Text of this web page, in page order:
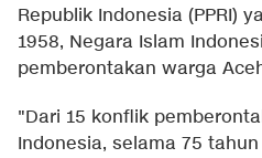
Republik Indonesia (PPRI)
1958, Negara Islam
pemberontakan warga
"Dari 15 konflik
Indonesia, selama 75